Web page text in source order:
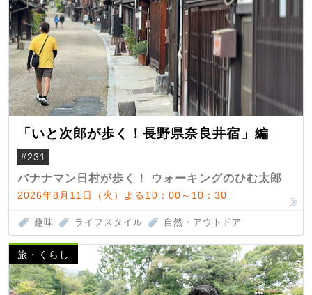
「いと次郎が歩く！長野県奈良井宿」編
#231
バナナマン日村が歩く！ ウォーキングのひむ太郎
2026年8月11日（火）よる10：00～10：30
趣味 ライフスタイル 自然・アウトドア
旅・くらし